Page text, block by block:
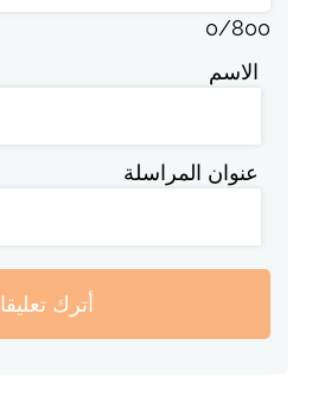
0/800
الاسم
عنوان المراسلة
أترك تعليقا